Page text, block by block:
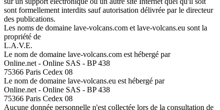
sont formellement interdits sauf autorisation délivrée par le directeur
des publications.
Les noms de domaine lave-volcans.com et lave-volcans.eu sont la
propriété de
L.A.V.E.
Le nom de domaine lave-volcans.com est hébergé par
Online.net - Online SAS - BP 438
75366 Paris Cedex 08
Le nom de domaine lave-volcans.eu est hébergé par
Online.net - Online SAS - BP 438
75366 Paris Cedex 08
Aucune donnée personnelle n'est collectée lors de la consultation de